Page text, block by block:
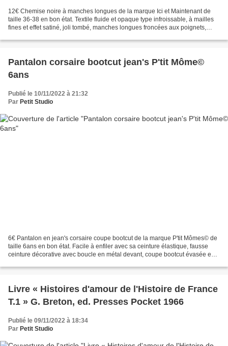
12€ Chemise noire à manches longues de la marque Ici et Maintenant de
taille 36-38 en bon état. Textile fluide et opaque type infroissable, à mailles
fines et effet satiné, joli tombé, manches longues froncées aux poignets,
Pantalon corsaire bootcut jean's P'tit Môme©
6ans
Publié le 10/11/2022 à 21:32
Par Petit Studio
6€ Pantalon en jean's corsaire coupe bootcut de la marque P'tit Mômes© de
taille 6ans en bon état. Facile à enfiler avec sa ceinture élastique, fausse
ceinture décorative avec boucle en métal devant, coupe bootcut évasée en
Livre « Histoires d'amour de l'Histoire de France
T.1 » G. Breton, ed. Presses Pocket 1966
Publié le 09/11/2022 à 18:34
Par Petit Studio